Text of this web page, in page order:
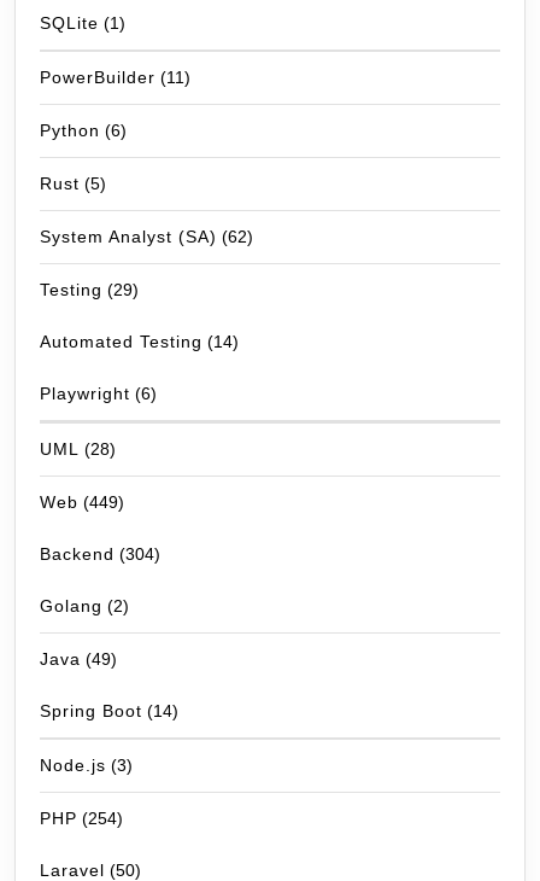
SQLite (1)
PowerBuilder (11)
Python (6)
Rust (5)
System Analyst (SA) (62)
Testing (29)
Automated Testing (14)
Playwright (6)
UML (28)
Web (449)
Backend (304)
Golang (2)
Java (49)
Spring Boot (14)
Node.js (3)
PHP (254)
Laravel (50)